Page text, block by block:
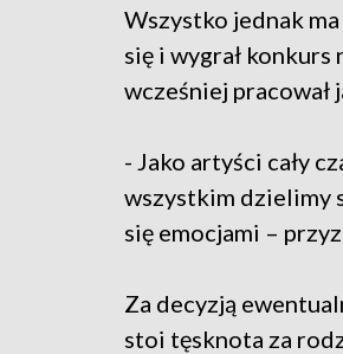
Wszystko jednak
się i wygrał
wcześniej
- Jako artyści cały
wszystkim dzielimy
się emocjami –
Za decyzją
stoi tęsknota za